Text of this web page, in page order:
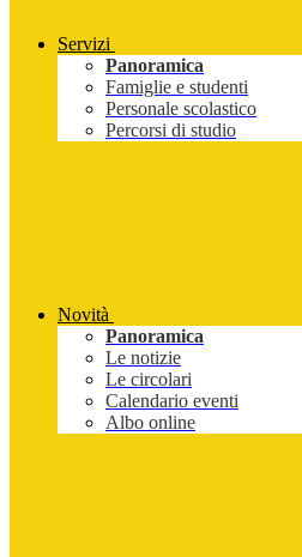
Servizi
Panoramica
Famiglie e studenti
Personale scolastico
Percorsi di studio
Novità
Panoramica
Le notizie
Le circolari
Calendario eventi
Albo online